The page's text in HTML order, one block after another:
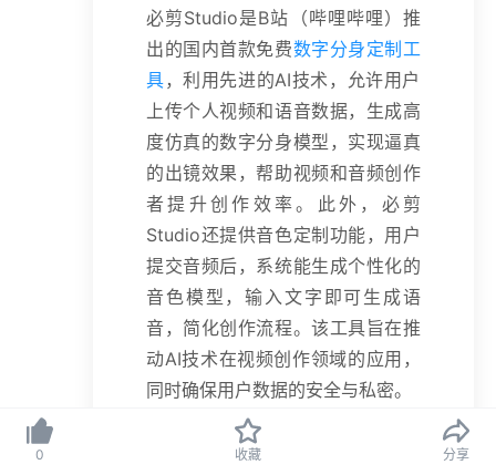
0 收藏 分享
必剪Studio是B站（哔哩哔哩）推
出的国内首款免费数字分身定制工
具 ，利用先进的AI技术，允许用户
上传个人视频和语音数据，生成高
度仿真的数字分身模型，实现逼真
的出镜效果，帮助视频和音频创作
者提升创作效率。此外，必剪
Studio还提供音色定制功能，用户
提交音频后，系统能生成个性化的
音色模型，输入文字即可生成语
音，简化创作流程。该工具旨在推
动AI技术在视频创作领域的应用，
同时确保用户数据的安全与私密。